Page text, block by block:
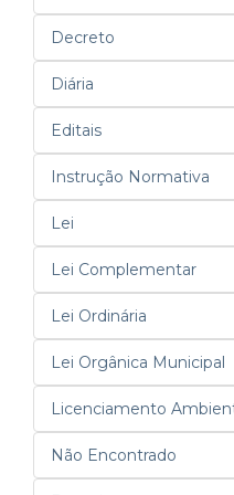
Decreto
Diária
Editais
Instrução Normativa
Lei
Lei Complementar
Lei Ordinária
Lei Orgânica Municipal
Licenciamento
Não Encontrado